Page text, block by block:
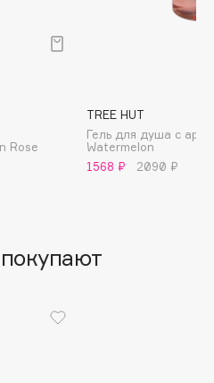
Rose
TREE HUT
Гель для душа с
Watermelon
1568 ₽
2090 ₽